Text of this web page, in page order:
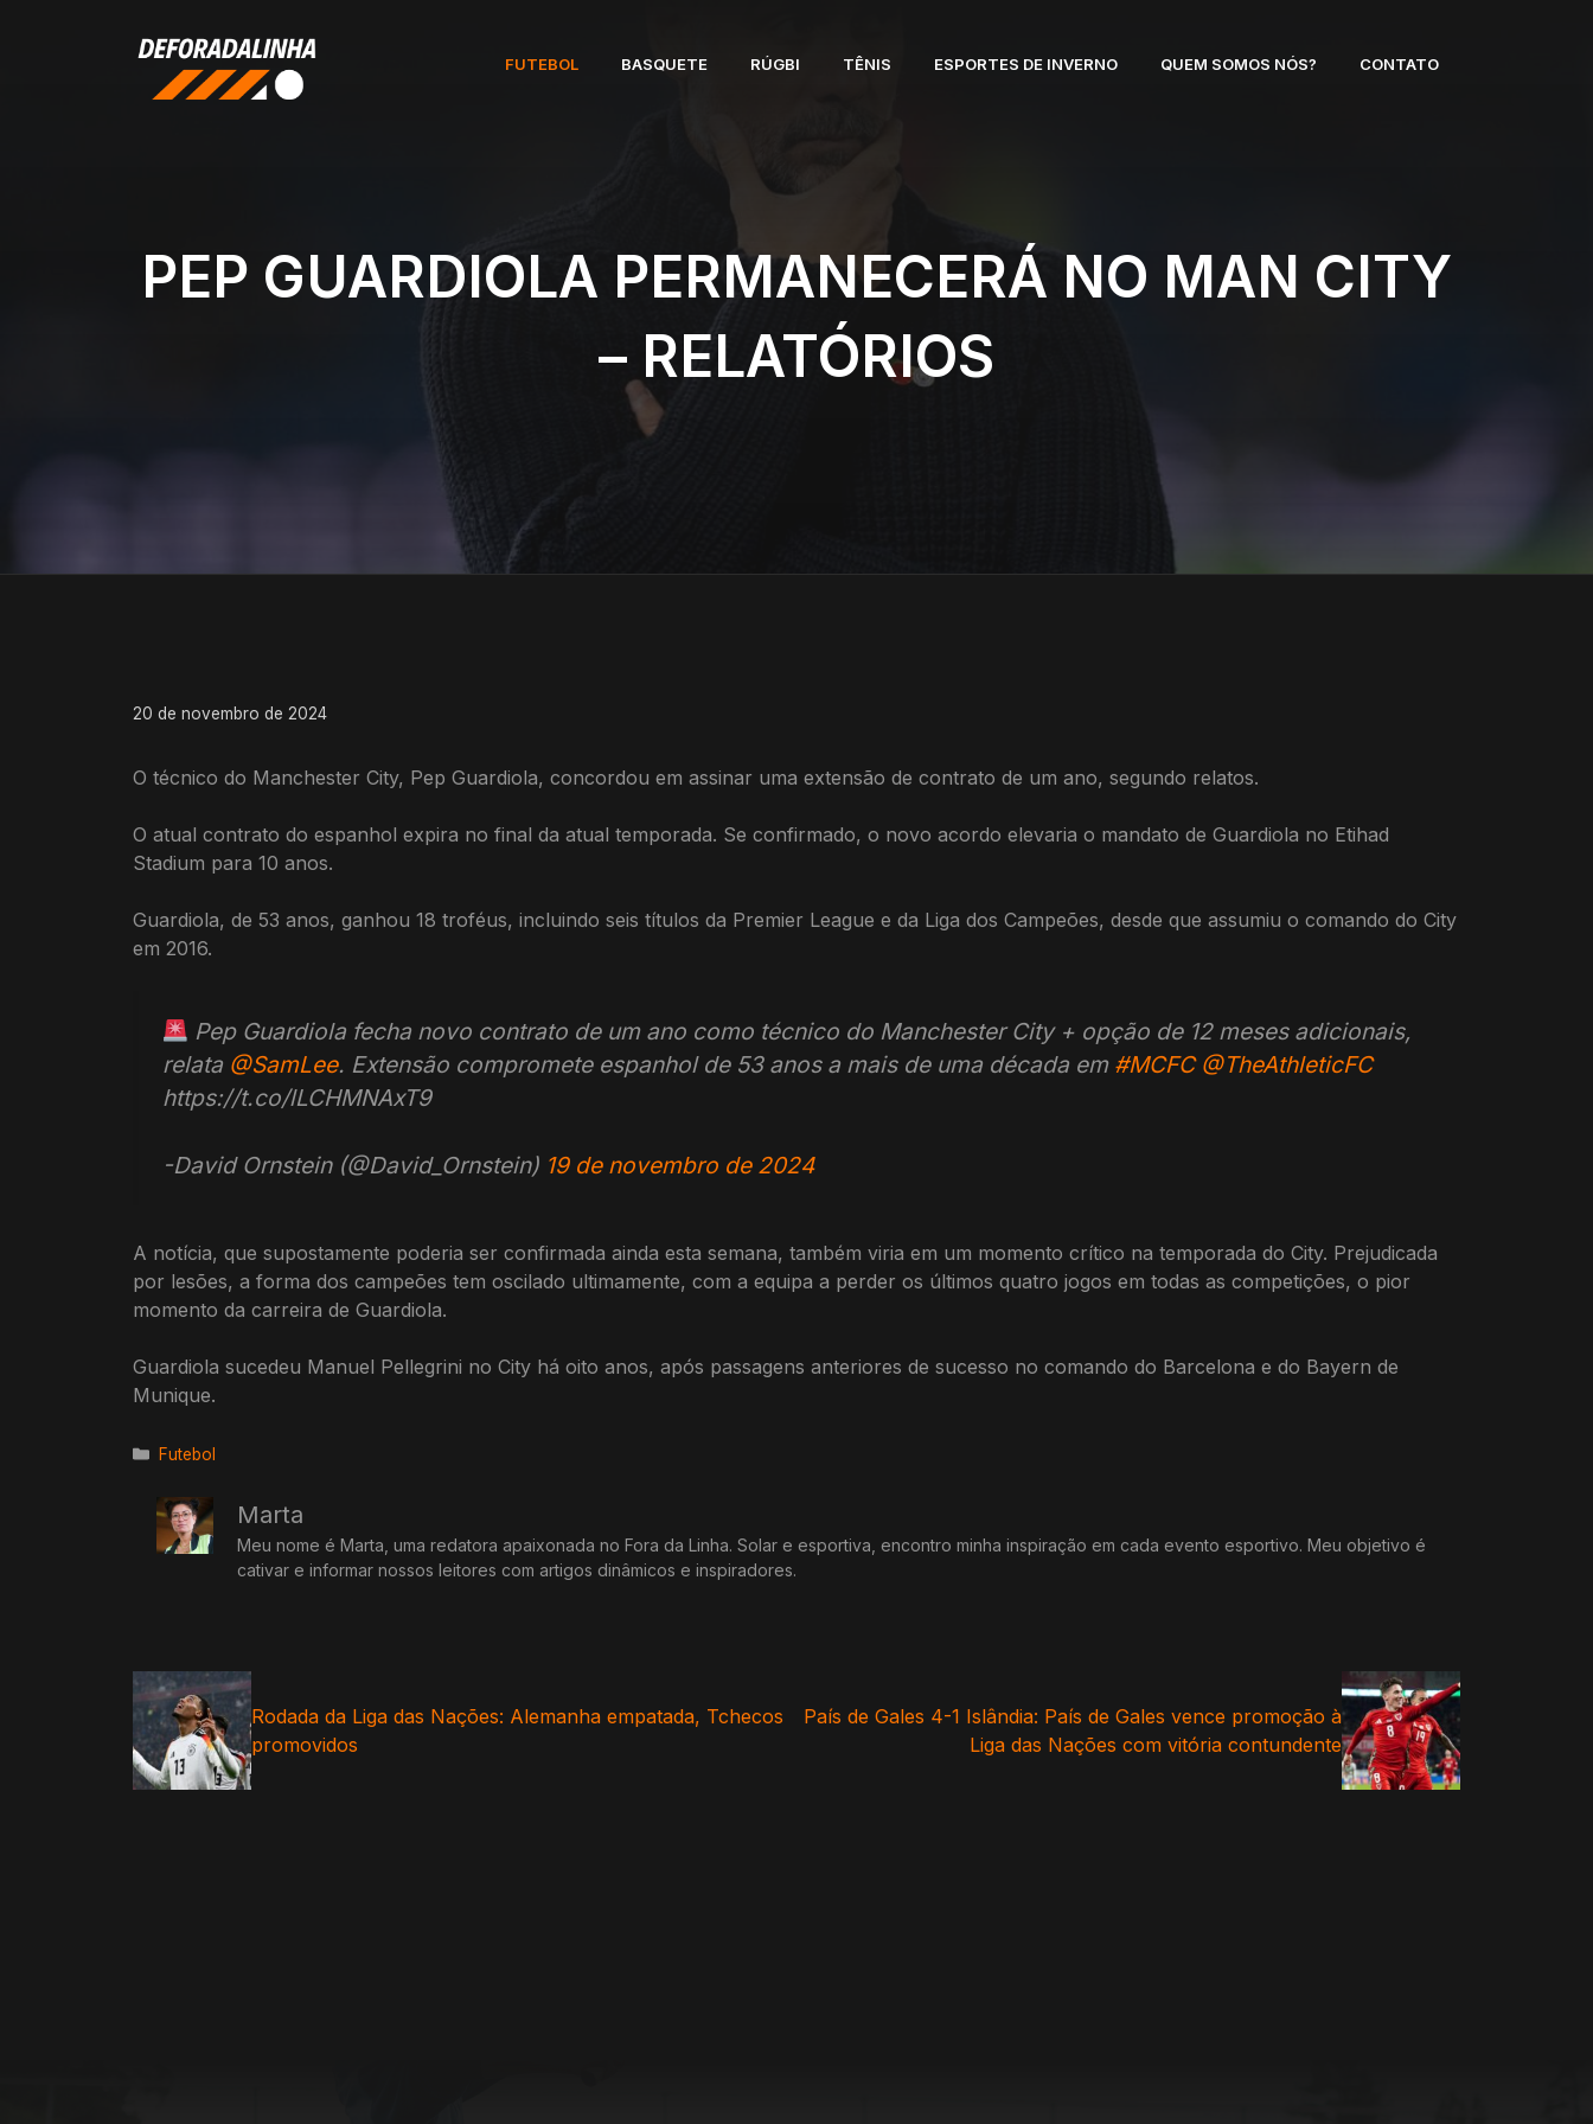
FUTEBOL BASQUETE RÚGBI TÊNIS ESPORTES DE INVERNO QUEM SOMOS NÓS? CONTATO
PEP GUARDIOLA PERMANECERÁ NO MAN CITY
– RELATÓRIOS
20 de novembro de 2024
O técnico do Manchester City, Pep Guardiola, concordou em assinar uma extensão de contrato de um ano, segundo relatos.
O atual contrato do espanhol expira no final da atual temporada. Se confirmado, o novo acordo elevaria o mandato de Guardiola no Etihad
Stadium para 10 anos.
Guardiola, de 53 anos, ganhou 18 troféus, incluindo seis títulos da Premier League e da Liga dos Campeões, desde que assumiu o comando do City
em 2016.
Pep Guardiola fecha novo contrato de um ano como técnico do Manchester City + opção de 12 meses adicionais,
relata @SamLee. Extensão compromete espanhol de 53 anos a mais de uma década em #MCFC @TheAthleticFC
https://t.co/lLCHMNAxT9
-David Ornstein (@David_Ornstein) 19 de novembro de 2024
A notícia, que supostamente poderia ser confirmada ainda esta semana, também viria em um momento crítico na temporada do City. Prejudicada
por lesões, a forma dos campeões tem oscilado ultimamente, com a equipa a perder os últimos quatro jogos em todas as competições, o pior
momento da carreira de Guardiola.
Guardiola sucedeu Manuel Pellegrini no City há oito anos, após passagens anteriores de sucesso no comando do Barcelona e do Bayern de
Munique.
Categorias
Futebol
Marta
Meu nome é Marta, uma redatora apaixonada no Fora da Linha. Solar e esportiva, encontro minha inspiração em cada evento esportivo. Meu objetivo é
cativar e informar nossos leitores com artigos dinâmicos e inspiradores.
Rodada da Liga das Nações: Alemanha empatada, Tchecos
promovidos
País de Gales 4-1 Islândia: País de Gales vence promoção à
Liga das Nações com vitória contundente